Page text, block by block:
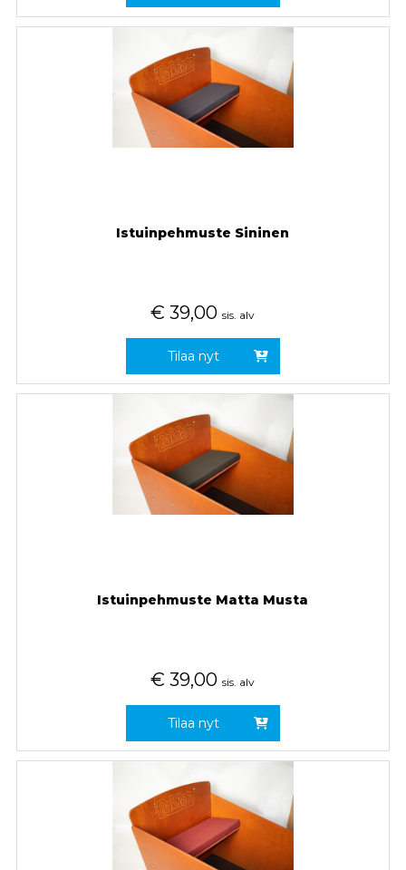
Istuinpehmuste Sininen
€ 39,00 sis. alv
Tilaa nyt
Istuinpehmuste Matta Musta
€ 39,00 sis. alv
Tilaa nyt